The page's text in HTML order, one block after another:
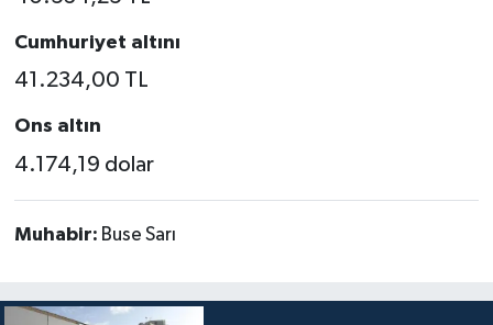
Cumhuriyet altını
41.234,00 TL
Ons altın
4.174,19 dolar
Muhabir: Buse Sarı